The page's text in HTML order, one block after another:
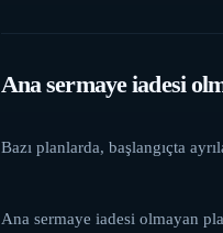
Ana sermaye iadesi
Bazı planlarda, başlangıçta
Ana sermaye iadesi olmayan